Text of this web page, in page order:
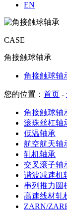
EN
CASE
角接触球轴承
角接触球轴
您的位置： 首页 -
角接触球轴
滚珠丝杠轴
低温轴承
航空航天轴
轧机轴承
交叉滚子轴
谐波减速机
串列推力圆
高速线材轧
ZARN/